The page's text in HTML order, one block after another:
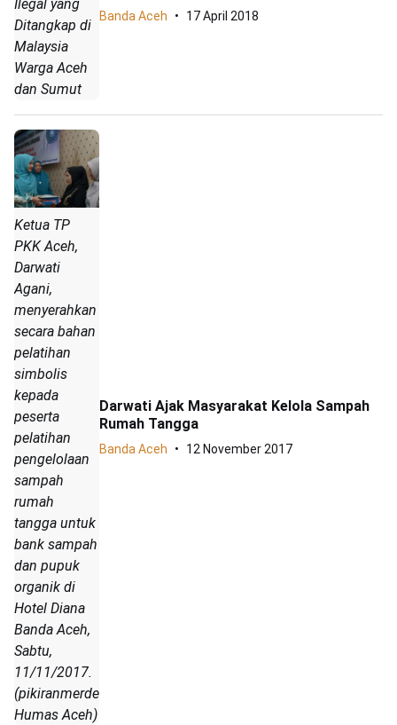
Ilegal yang
Ditangkap di
Malaysia
Warga Aceh
dan Sumut
Banda Aceh 17 April 2018
Ketua TP
PKK Aceh,
Darwati
Agani,
menyerahkan
secara bahan
pelatihan
simbolis
kepada
peserta
pelatihan
pengelolaan
sampah
rumah
tangga untuk
bank sampah
dan pupuk
organik di
Hotel Diana
Banda Aceh,
Sabtu,
11/11/2017.
(pikiranmerdeka.co/
Humas Aceh)
Darwati Ajak Masyarakat Kelola Sampah
Rumah Tangga
Banda Aceh 12 November 2017